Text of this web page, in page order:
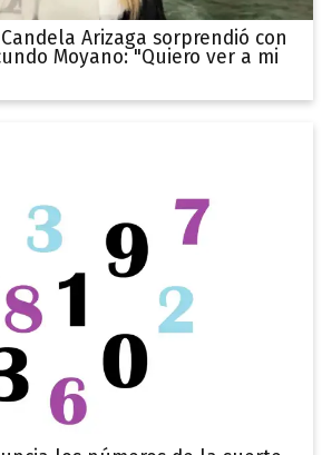
Arizaga sorprendió con
Moyano: "Quiero ver a mi